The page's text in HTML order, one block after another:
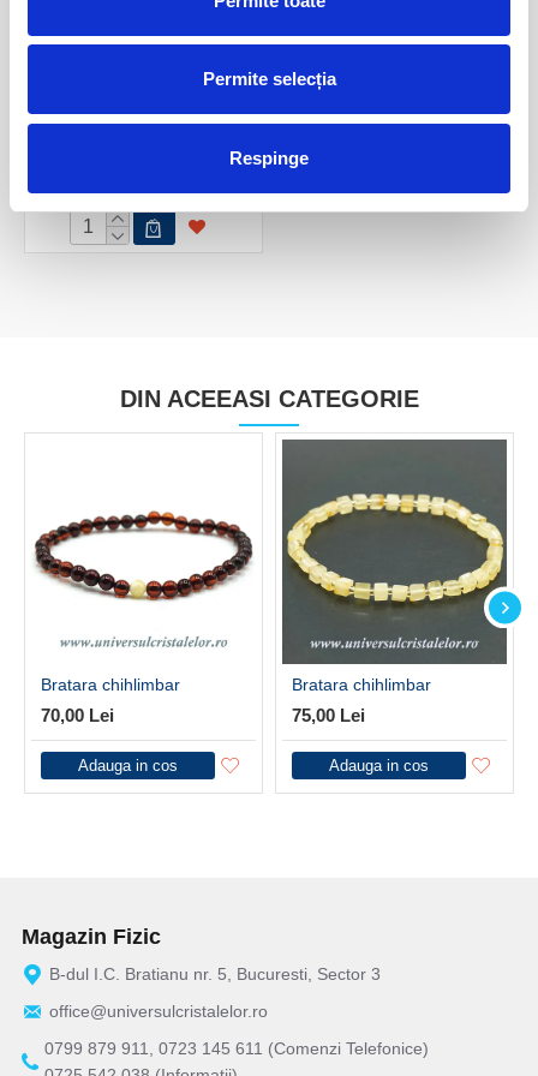
Permite selecția
Respinge
Pandantiv Chihlimbar Baltică
DIN ACEEASI CATEGORIE
Bratara chihlimbar
70,00 Lei
Adauga in cos
Bratara chihlimbar
75,00 Lei
Adauga in cos
Magazin Fizic
B-dul I.C. Bratianu nr. 5, Bucuresti, Sector 3
office@universulcristalelor.ro
0799 879 911, 0723 145 611 (Comenzi Telefonice)